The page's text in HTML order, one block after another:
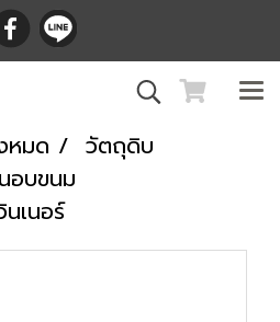
หมด
วัตถุดิบ
บขนม
เนอร์